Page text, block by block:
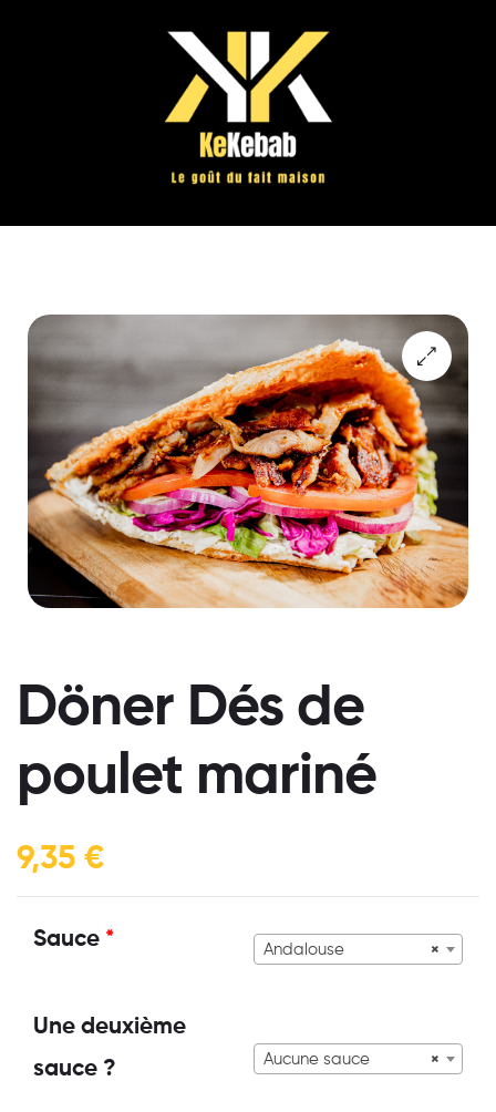
Döner Dés de
poulet mariné
9,35 €
Sauce * ×
Andalouse
Une deuxième
sauce ?
×
Aucune sauce